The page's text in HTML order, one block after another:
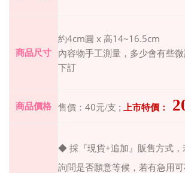
商品尺寸
約4cm 圓 x 高14~16.5cm
內容物手工測量，多少會有些
下訂
商品價格 售價： 40元/支 ; 上市特價：
◆ 採『現貨+追加』販售方式
詢問是否願意等候，若有急用